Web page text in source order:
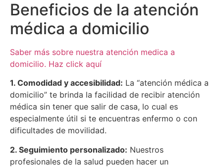
Beneficios de la atención
médica a domicilio
Saber más sobre nuestra atención medica a
domicilio. Haz click aquí
1. Comodidad y accesibilidad: La “atención médica a
domicilio” te brinda la facilidad de recibir atención
médica sin tener que salir de casa, lo cual es
especialmente útil si te encuentras enfermo o con
dificultades de movilidad.
2. Seguimiento personalizado: Nuestros
profesionales de la salud pueden hacer un